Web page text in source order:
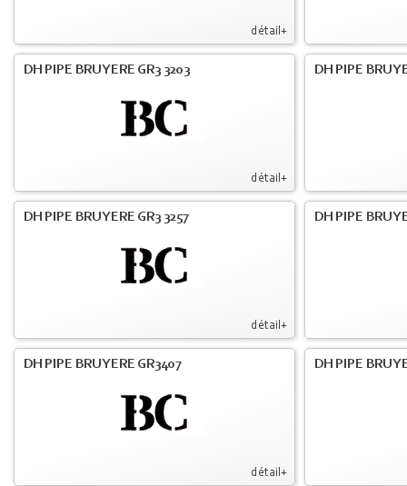
détail+
détail+
DH PIPE BRUYERE GR3 3203 DH PIPE
détail+
DH PIPE BRUYERE GR3 3257 DH PIPE
détail+
DH PIPE BRUYERE GR3407 DH PIPE